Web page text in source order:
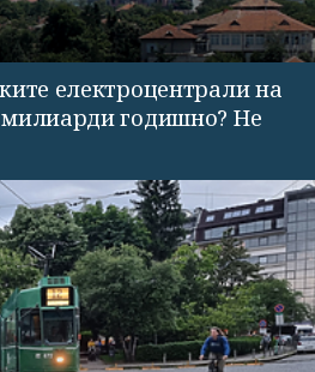
електроцентрали на
годишно? Не